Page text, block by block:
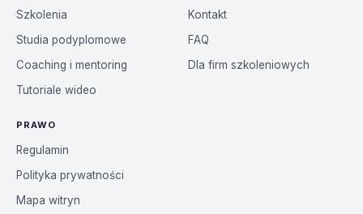
Szkolenia
Studia podyplomowe
Coaching i mentoring
Tutoriale wideo
Kontakt
FAQ
Dla firm szkoleniowych
PRAWO
Regulamin
Polityka prywatności
Mapa witryn